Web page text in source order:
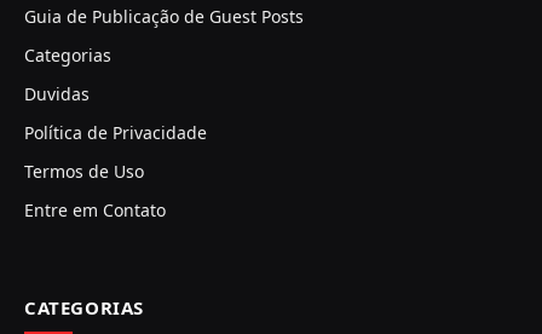
Guia de Publicação de Guest Posts
Categorias
Duvidas
Política de Privacidade
Termos de Uso
Entre em Contato
CATEGORIAS